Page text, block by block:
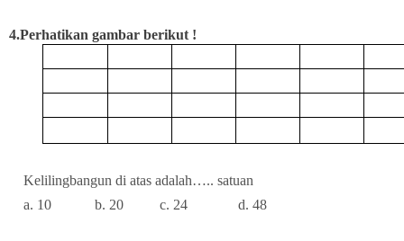
4.Perhatikan gambar berikut !
Kelilingbangun di atas adalah….. satuan
a. 10 b. 20 c. 24 d. 48